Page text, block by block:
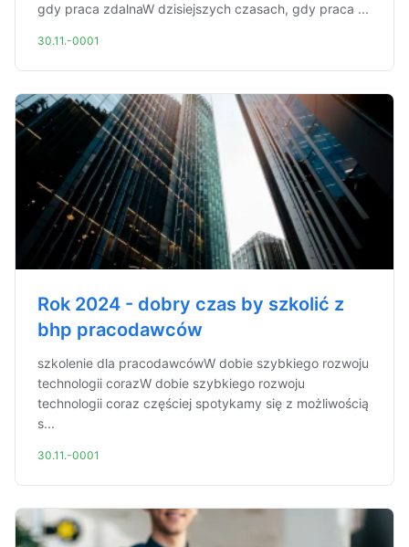
gdy praca zdalnaW dzisiejszych czasach, gdy praca ...
30.11.-0001
Rok 2024 - dobry czas by szkolić z
bhp pracodawców
szkolenie dla pracodawcówW dobie szybkiego rozwoju
technologii corazW dobie szybkiego rozwoju
technologii coraz częściej spotykamy się z możliwością
s...
30.11.-0001